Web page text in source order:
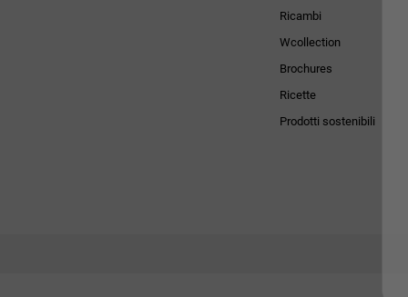
Ricambi
Wcollection
Brochures
Ricette
Prodotti sostenibili